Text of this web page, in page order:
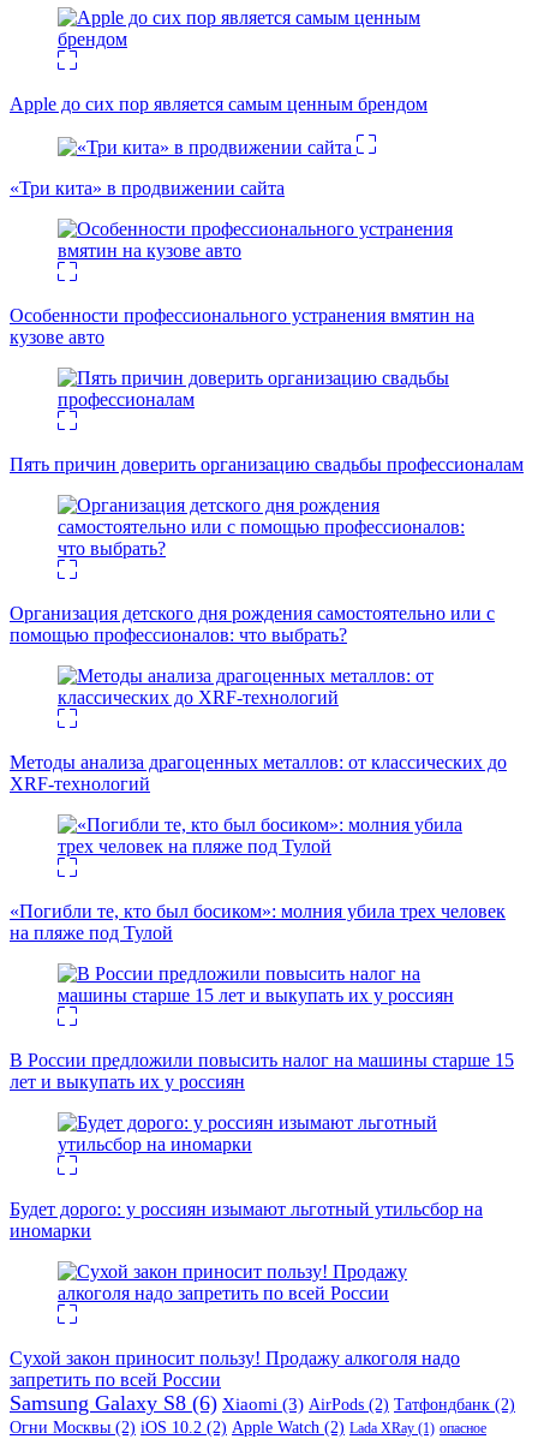
Apple до сих пор является самым ценным брендом
«Три кита» в продвижении сайта
Особенности профессионального устранения вмятин на
кузове авто
Пять причин доверить организацию свадьбы профессионалам
Организация детского дня рождения самостоятельно или с
помощью профессионалов: что выбрать?
Методы анализа драгоценных металлов: от классических до
XRF-технологий
«Погибли те, кто был босиком»: молния убила трех человек
на пляже под Тулой
В России предложили повысить налог на машины старше 15
лет и выкупать их у россиян
Будет дорого: у россиян изымают льготный утильсбор на
иномарки
Сухой закон приносит пользу! Продажу алкоголя надо
запретить по всей России
Samsung Galaxy S8 (6) Xiaomi (3) AirPods (2) Татфондбанк (2)
Огни Москвы (2) iOS 10.2 (2) Apple Watch (2) Lada XRay (1) опасное